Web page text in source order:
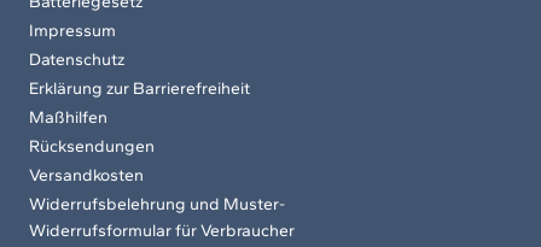
Impressum
Datenschutz
Erklärung zur Barrierefreiheit
Maßhilfen
Rücksendungen
Versandkosten
Widerrufsbelehrung und Muster-
Widerrufsformular für Verbraucher